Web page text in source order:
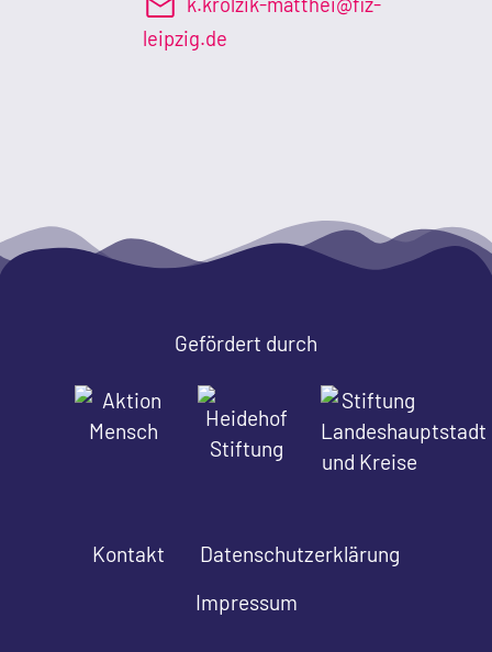
leipzig.de
Gefördert durch
Kontakt
Datenschutzerklärung
Impressum